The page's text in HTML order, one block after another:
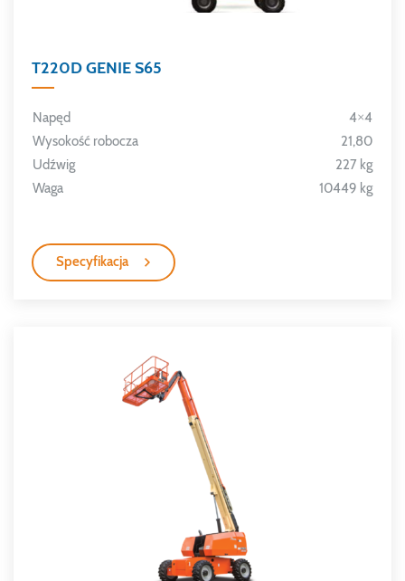
T220D GENIE S65
Napęd
4×4
Wysokość robocza
21,80
Udźwig
227 kg
Waga
10449 kg
Specyfikacja